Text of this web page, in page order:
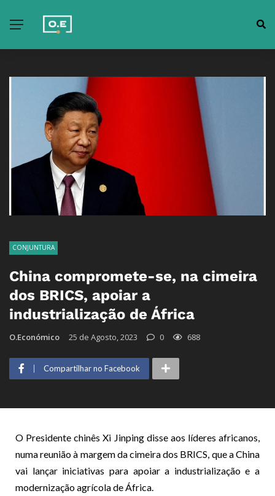
CONJUNTURA
China compromete-se, na cimeira
dos BRICS, apoiar a
industrialização de África
O.Económico 25 de Agosto, 2023 0 688
Compartilhar no Facebook
O Presidente chinês Xi Jinping disse aos líderes africanos,
numa reunião à margem da cimeira dos BRICS, que a China
vai lançar iniciativas para apoiar a industrialização e a
modernização agrícola de África.